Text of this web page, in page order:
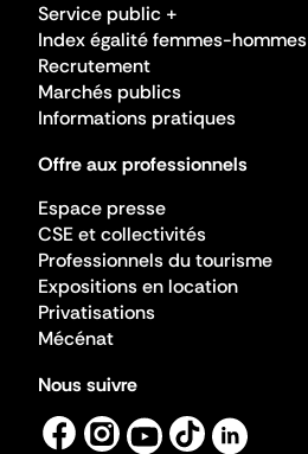
Service public +
Index égalité femmes-hommes
Recrutement
Marchés publics
Informations pratiques
Offre aux professionnels
Espace presse
CSE et collectivités
Professionnels du tourisme
Expositions en location
Privatisations
Mécénat
Nous suivre